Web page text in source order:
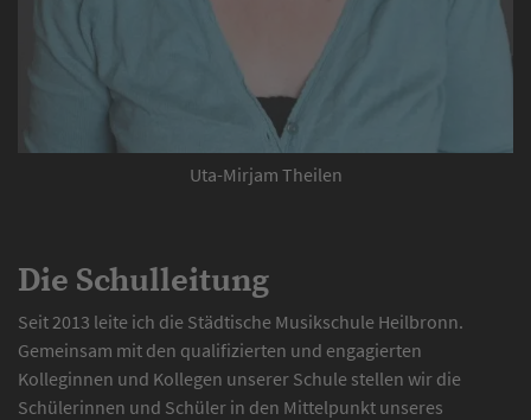
Uta-Mirjam Theilen
Die Schulleitung
Seit 2013 leite ich die Städtische Musikschule Heilbronn.
Gemeinsam mit den qualifizierten und engagierten
Kolleginnen und Kollegen unserer Schule stellen wir die
Schülerinnen und Schüler in den Mittelpunkt unseres